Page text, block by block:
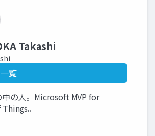
Takashi
覧
中の人。Microsoft MVP for
。